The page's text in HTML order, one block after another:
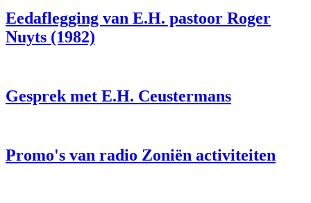
Eedaflegging van E.H. pastoor Roger
Nuyts (1982)
Gesprek met E.H. Ceustermans
Promo's van radio Zoniën activiteiten